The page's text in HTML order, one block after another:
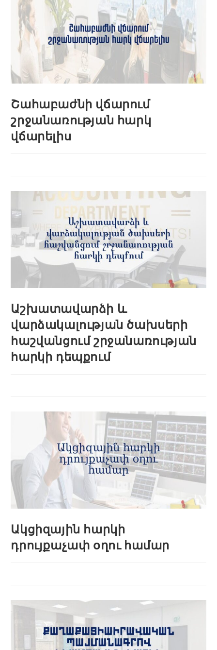
Շահաբաժնի վճարում
շրջանառության հարկ
վճարելիս
Աշխատավարձի և
վարձակալության ծախսերի
հաշվանցում շրջանառության
հարկի դեպքում
Ակցիզային հարկի
դրույքաչափ օղու համար